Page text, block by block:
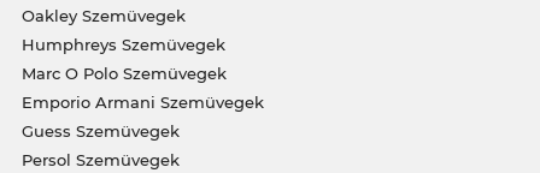
Oakley Szemüvegek
Humphreys Szemüvegek
Marc O Polo Szemüvegek
Emporio Armani Szemüvegek
Guess Szemüvegek
Persol Szemüvegek